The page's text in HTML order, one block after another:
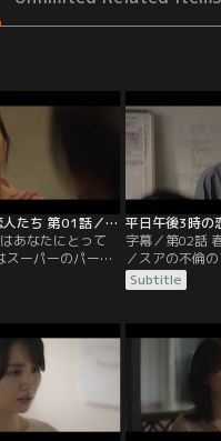
平日午後3時の恋人たち 第01話／字幕
あなたにとって
ーパーのパート
婦。夫は公務員
ようにかわいが
う3年もセックス
日、マンションの
にスアが引っ越
代表の夫と2人
そうに暮らすス
字幕／第02話
／スアの不倫
することになっ
き込まれ倒れて
ウンは優しく
のことが頭か
う。スアは平
しているとジ
く生きている
ない。
Subtitle